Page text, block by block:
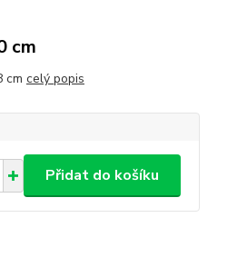
cm
cm celý popis
Přidat do košíku